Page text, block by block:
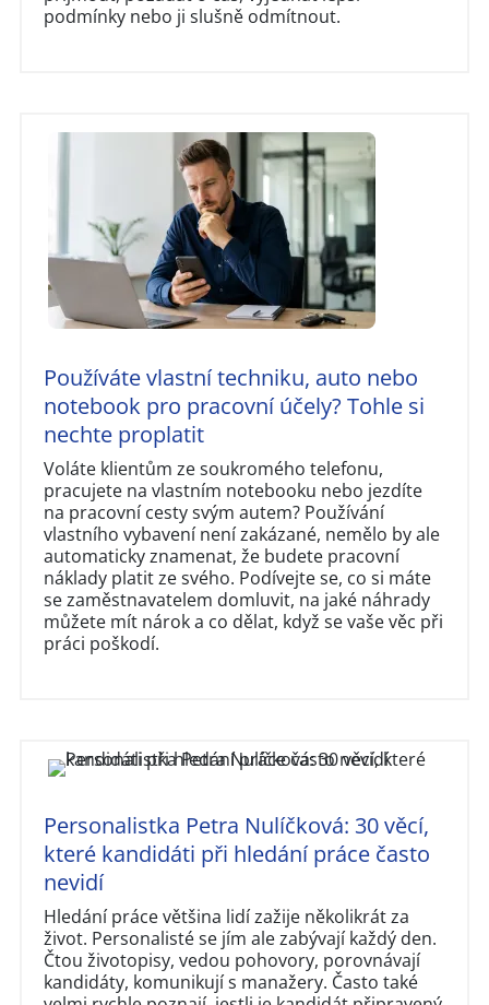
podmínky nebo ji slušně odmítnout.
Používáte vlastní techniku, auto nebo
notebook pro pracovní účely? Tohle si
nechte proplatit
Voláte klientům ze soukromého telefonu,
pracujete na vlastním notebooku nebo jezdíte
na pracovní cesty svým autem? Používání
vlastního vybavení není zakázané, nemělo by ale
automaticky znamenat, že budete pracovní
náklady platit ze svého. Podívejte se, co si máte
se zaměstnavatelem domluvit, na jaké náhrady
můžete mít nárok a co dělat, když se vaše věc při
práci poškodí.
Personalistka Petra Nulíčková: 30 věcí,
které kandidáti při hledání práce často
nevidí
Hledání práce většina lidí zažije několikrát za
život. Personalisté se jím ale zabývají každý den.
Čtou životopisy, vedou pohovory, porovnávají
kandidáty, komunikují s manažery. Často také